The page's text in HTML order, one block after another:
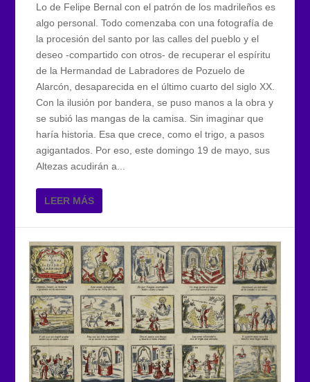
Lo de Felipe Bernal con el patrón de los madrileños es
algo personal. Todo comenzaba con una fotografía de
la procesión del santo por las calles del pueblo y el
deseo -compartido con otros- de recuperar el espíritu
de la Hermandad de Labradores de Pozuelo de
Alarcón, desaparecida en el último cuarto del siglo XX.
Con la ilusión por bandera, se puso manos a la obra y
se subió las mangas de la camisa. Sin imaginar que
haría historia. Esa que crece, como el trigo, a pasos
agigantados. Por eso, este domingo 19 de mayo, sus
Altezas acudirán a...
LEER MÁS